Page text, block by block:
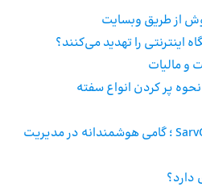
اینترنتی را تهدید می‌کنند؟
و مالیات
پر کردن انواع سفته
یکپارچگی سپیدار و SarvCRM ؛ گامی هوشمندانه در مدیریت
دارد؟